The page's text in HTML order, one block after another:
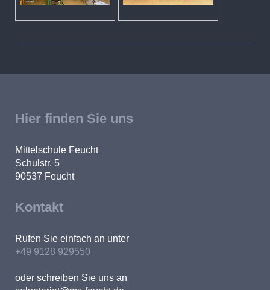
Hier finden Sie uns
Mittelschule Feucht
Schulstr. 5
90537 Feucht
Kontakt
Rufen Sie einfach an unter
+49 9128 929550
oder schreiben Sie uns an